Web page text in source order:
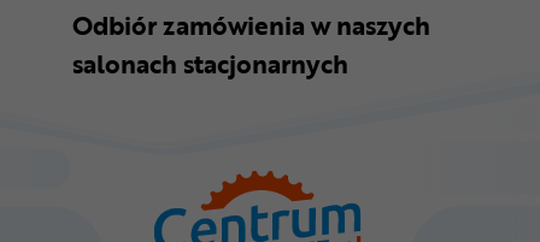
Odbiór zamówienia w naszych
salonach stacjonarnych